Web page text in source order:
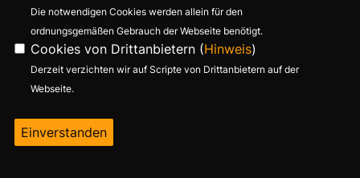
Die notwendigen Cookies werden allein für den
ordnungsgemäßen Gebrauch der Webseite benötigt.
Cookies von Drittanbietern (Hinweis)
Derzeit verzichten wir auf Scripte von Drittanbietern auf der
Webseite.
Einverstanden